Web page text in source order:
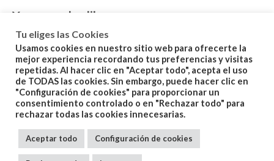
You may also like…
Related products
Tu eliges las Cookies
Usamos cookies en nuestro sitio web para ofrecerte la
mejor experiencia recordando tus preferencias y visitas
repetidas. Al hacer clic en "Aceptar todo", acepta el uso
de TODAS las cookies. Sin embargo, puede hacer clic en
"Configuración de cookies" para proporcionar un
consentimiento controlado o en "Rechazar todo" para
rechazar todas las cookies innecesarias.
Aceptar todo Configuración de cookies